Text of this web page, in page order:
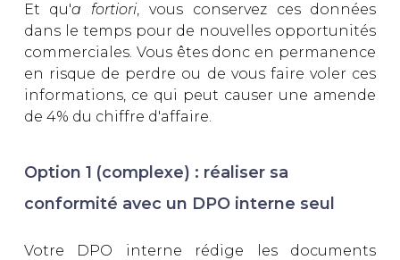
Et qu'a fortiori, vous conservez ces données
dans le temps pour de nouvelles opportunités
commerciales. Vous êtes donc en permanence
en risque de perdre ou de vous faire voler ces
informations, ce qui peut causer une amende
de 4% du chiffre d'affaire.
Option 1 (complexe) : réaliser sa
conformité avec un DPO interne seul
Votre DPO interne rédige les documents